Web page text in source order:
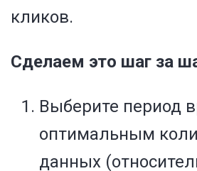
кликов.
Сделаем это шаг за
Выберите период
оптимальным
данных